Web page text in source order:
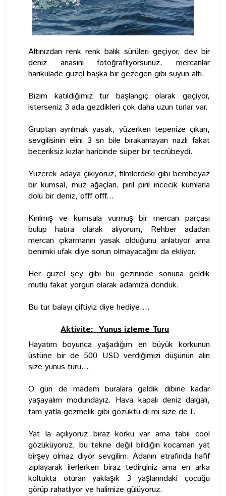
Altınızdan renk renk balık sürüleri geçiyor, dev bir
deniz anasını fotoğraflıyorsunuz, mercanlar
harikulade güzel başka bir gezegen gibi suyun altı.
Bizim katıldığımız tur başlangıç olarak geçiyor,
isterseniz 3 ada gezdikleri çok daha uzun turlar var.
Gruptan ayrılmak yasak, yüzerken tepenize çıkan,
sevgilisinin elini 3 sn bile bırakamayan nazlı fakat
beceriksiz kızlar haricinde süper bir tecrübeydi.
Yüzerek adaya çıkıyoruz, filmlerdeki gibi bembeyaz
bir kumsal, muz ağaçları, pırıl pırıl incecik kumlarla
dolu bir deniz, offf offf...
Kırılmış ve kumsala vurmuş bir mercan parçası
bulup hatıra olarak alıyorum, Rehber adadan
mercan çıkarmanın yasak olduğunu anlatıyor ama
benimki ufak diye sorun olmayacağını da ekliyor.
Her güzel şey gibi bu gezininde sonuna geldik
mutlu fakat yorgun olarak adamıza döndük.
Bu tur balayı çiftiyiz diye hediye....
Aktivite: Yunus izleme Turu
Hayatım boyunca yaşadığım en büyük korkunun
üstüne bir de 500 USD verdiğimizi düşünün alın
size yunus turu...
O gün de madem buralara geldik dibine kadar
yaşayalım modundayız. Hava kapalı deniz dalgalı,
tam yatla gezmelik gibi gözüktü di mi size deL
Yat la açılıyoruz biraz korku var ama tabii cool
gözüküyoruz, bu tekne değil bildiğin kocaman yat
birşey olmaz diyor sevgilim. Adanın etrafında hafif
zıplayarak ilerlerken biraz tedirginiz ama en arka
koltukta oturan yaklaşık 3 yaşlarındaki çocuğu
görüp rahatlıyor ve halimize gülüyoruz.